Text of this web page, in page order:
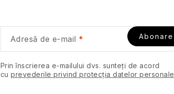
Adresă de e-mail
Prin înscrierea e-mailului dvs. sunteți de acord
cu prevederile privind protecția datelor personale
Abonare